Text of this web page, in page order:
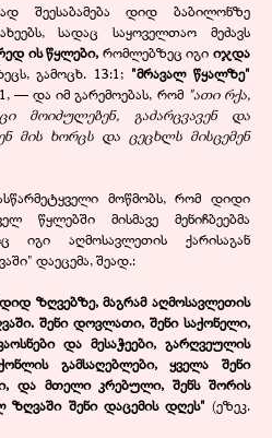
შეესაბამება დიდ ბაბილონზე
სადაც საყოველთაო მეძავს
ის წყლები, რომლებზეც იგი იჯდა
გამოცხ. 13:1; "მრავალ წყალზე"
— და იმ გარემოებას, რომ "ათი რქა,
მოიძულებენ, გაძარცვავენ და
მის ხორცს და ცეცხლს მისცემენ
მოწმობს, რომ დიდი
წყლებში მისმავე მენიჩბეებმა
იგი აღმოსავლეთის ქარისაგან
დაეცემა, შეად.:
ზღვებზე, მაგრამ აღმოსავლეთის
შენი დოვლათი, შენი საქონელი,
და მესაჭეები, გარღვეულის
გამსაღებლები, ყველა შენი
და მთელი კრებული, შენს შორის
ზღვაში შენი დაცემის დღეს" (ეზეკ.